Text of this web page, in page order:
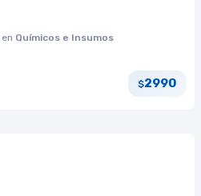
en Químicos e Insumos
$2990